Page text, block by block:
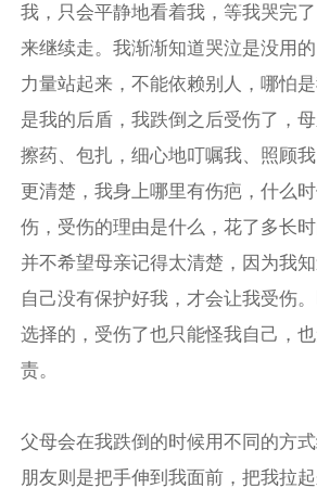
我，只会平静地看着我，等我哭完
来继续走。我渐渐知道哭泣是没用
力量站起来，不能依赖别人，哪怕
是我的后盾，我跌倒之后受伤了，
擦药、包扎，细心地叮嘱我、照顾
更清楚，我身上哪里有伤疤，什么
伤，受伤的理由是什么，花了多长
并不希望母亲记得太清楚，因为我
自己没有保护好我，才会让我受伤
选择的，受伤了也只能怪我自己，
责。
父母会在我跌倒的时候用不同的方
朋友则是把手伸到我面前，把我拉